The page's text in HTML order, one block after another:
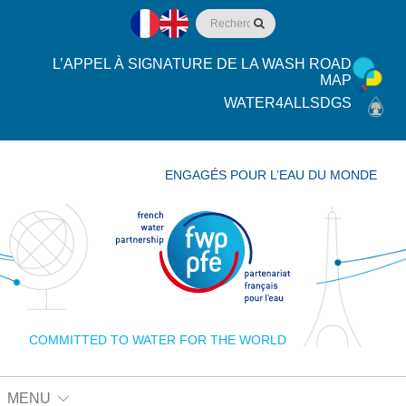
L’APPEL À SIGNATURE DE LA WASH ROAD
MAP
WATER4ALLSDGS
COMMITTED TO WATER FOR THE WORLD
ENGAGÉS POUR L’EAU DU MONDE
MENU